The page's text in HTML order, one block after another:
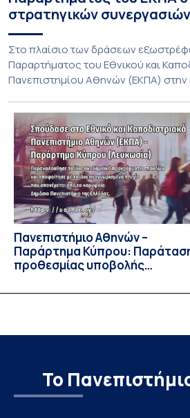
στρατηγικών συνεργασιών
Στο πλαίσιο των δράσεων
Παραρτήματος του Εθνικού και
Πανεπιστημίου Αθηνών (ΕΚΠΑ) στην
Τμήματος Οικονομικών Επιστημών
Διοίκησης Επιχειρήσεων και
του 2026, ο Κοσμήτορας της Σχολής
Πολιτικών Επιστημών, Καθηγητής
Πρόεδρος του Τμήματος […]
Πανεπιστήμιο Αθηνών –
Παράρτημα Κύπρου:
προθεσμίας υποβολής
υποψηφίων
Το